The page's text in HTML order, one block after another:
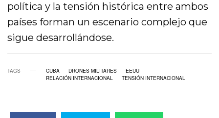
política y la tensión histórica entre ambos
países forman un escenario complejo que
sigue desarrollándose.
TAGS CUBA DRONES MILITARES
EEUU
RELACIÓN INTERNACIONAL
TENSIÓN INTERNACIONAL